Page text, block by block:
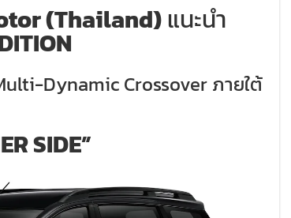
(Thailand) แนะนำ
Dynamic Crossover ภายใต้
SIDE”